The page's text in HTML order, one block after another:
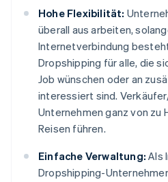
Hohe Flexibilität:
überall aus arbeiten,
Internetverbindung
Dropshipping für alle, die
Job wünschen oder an
interessiert sind.
Unternehmen ganz von zu
Reisen führen.
Einfache Verwaltung: Als
Dropshipping-